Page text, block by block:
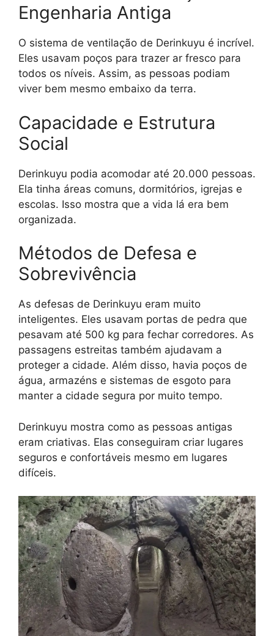
Engenharia Antiga
O sistema de ventilação de Derinkuyu é incrível.
Eles usavam poços para trazer ar fresco para
todos os níveis. Assim, as pessoas podiam
viver bem mesmo embaixo da terra.
Capacidade e Estrutura
Social
Derinkuyu podia acomodar até 20.000 pessoas.
Ela tinha áreas comuns, dormitórios, igrejas e
escolas. Isso mostra que a vida lá era bem
organizada.
Métodos de Defesa e
Sobrevivência
As defesas de Derinkuyu eram muito
inteligentes. Eles usavam portas de pedra que
pesavam até 500 kg para fechar corredores. As
passagens estreitas também ajudavam a
proteger a cidade. Além disso, havia poços de
água, armazéns e sistemas de esgoto para
manter a cidade segura por muito tempo.
Derinkuyu mostra como as pessoas antigas
eram criativas. Elas conseguiram criar lugares
seguros e confortáveis mesmo em lugares
difíceis.